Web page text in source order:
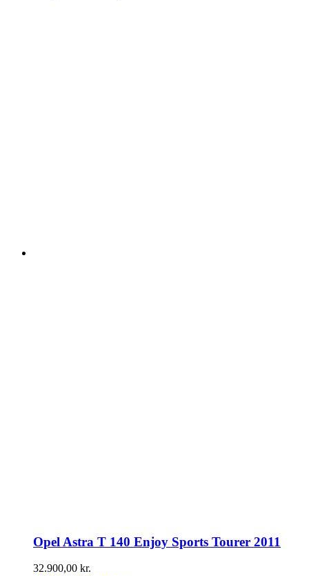
Opel Astra T 140 Enjoy Sports Tourer 2011
32.900,00 kr.